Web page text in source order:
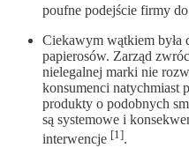
poufne podejście firmy
Ciekawym wątkiem była
papierosów. Zarząd
nielegalnej marki nie
konsumenci natychmiast
produkty o podobnych
są systemowe i
interwencje [1].